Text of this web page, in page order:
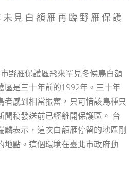
未見白額雁再臨野雁保護
野雁保護區飛來罕見冬候鳥白額
區是三十年前的1992年。三十年
者感到相當振奮，只可惜該鳥種只
聞稿發送前已經離開保護區。 台
麟表示，這次白額雁停留的地區剛
地點。這個環境在臺北市政府動